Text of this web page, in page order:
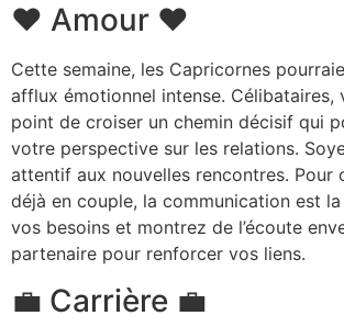
❤️ Amour ❤️
Cette semaine, les Capricornes
afflux émotionnel intense. Célibataires,
point de croiser un chemin décisif qui
votre perspective sur les relations.
attentif aux nouvelles rencontres. Pour
déjà en couple, la communication est
vos besoins et montrez de l’écoute
partenaire pour renforcer vos liens.
💼 Carrière 💼